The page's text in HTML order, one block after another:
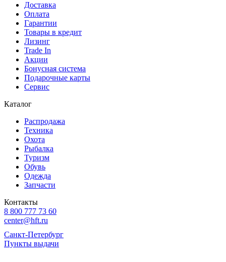
Доставка
Оплата
Гарантии
Товары в кредит
Лизинг
Trade In
Акции
Бонусная система
Подарочные карты
Сервис
Каталог
Распродажа
Техника
Охота
Рыбалка
Туризм
Обувь
Одежда
Запчасти
Контакты
8 800 777 73 60
center@hft.ru
Санкт-Петербург
Пункты выдачи